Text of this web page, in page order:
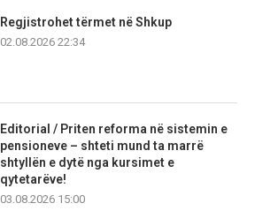
Regjistrohet tërmet në Shkup
02.08.2026 22:34
Editorial / Priten reforma në sistemin e
pensioneve – shteti mund ta marrë
shtyllën e dytë nga kursimet e
qytetarëve!
03.08.2026 15:00